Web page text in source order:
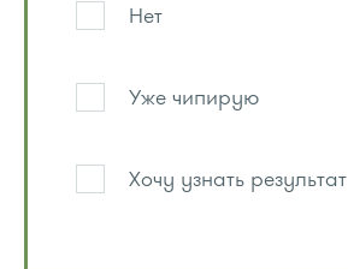
Нет
Уже чипирую
Хочу узнать результат